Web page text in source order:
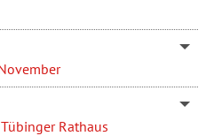
Rathaus